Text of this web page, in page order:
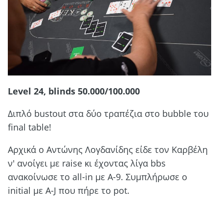
Level 24, blinds 50.000/100.000
Διπλό bustout στα δύο τραπέζια στο bubble του
final table!
Αρχικά ο Αντώνης Λογδανίδης είδε τον Καρβέλη
ν' ανοίγει με raise κι έχοντας λίγα bbs
ανακοίνωσε το all-in με Α-9. Συμπλήρωσε ο
initial με Α-J που πήρε το pot.